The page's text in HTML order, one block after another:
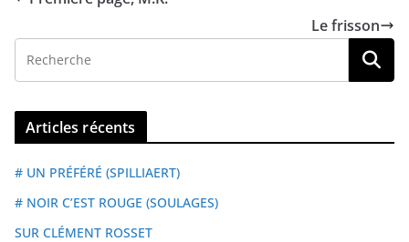
Le frisson
Articles récents
# UN PRÉFÉRÉ (SPILLIAERT)
# NOIR C’EST ROUGE (SOULAGES)
SUR CLÉMENT ROSSET